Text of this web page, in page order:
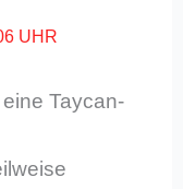
UHR
Taycan-